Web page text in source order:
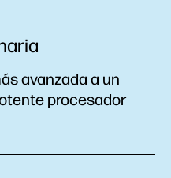
avanzada a un
procesador